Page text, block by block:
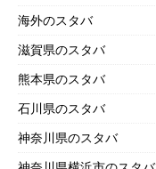
海外のスタバ
滋賀県のスタバ
熊本県のスタバ
石川県のスタバ
神奈川県のスタバ